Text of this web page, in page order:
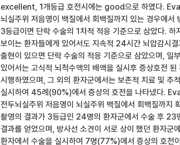
excellent, 1개등급 호전시에는 good으로 하였다.
뇌실주위 저음영이 백질에서 회백질까지 있는 경우에서
3등급이면 단락 수술의 1차적 적응 기준으로 삼았다. 하
보이는 환자들에게 있어서도 지속적 24시간 뇌압감시
출현이 있으면 단락 수술의 적응 기준으로 삼았으며, 일
있어서는 고식적 뇌척수액의 배액을 실시후 증상호전
시행하였으며, 그 외의 환자군에서는 보존적 치료 및 추
실시하여 45례(90%)에서 증상의 호전을 나타냈다.
전두뇌실주위 저음영이 뇌실주위 백질에서 회백질까지
촬영의 결과가 3등급인 24명의 환자군에서 수술 후
결과를 얻었으며, 방사선 소견이 서로 상이 했던 환자군
환자에서 수술을 실시하여 7명(77%)에서 증상의 호전